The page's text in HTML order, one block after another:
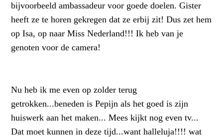
bijvoorbeeld ambassadeur voor goede doelen. Gister
heeft ze te horen gekregen dat ze erbij zit! Dus zet hem
op Isa, op naar Miss Nederland!!! Ik heb van je
genoten voor de camera!
Nu heb ik me even op zolder terug
getrokken...beneden is Pepijn als het goed is zijn
huiswerk aan het maken... Mees kijkt nog even tv...
Dat moet kunnen in deze tijd...want halleluja!!!! wat